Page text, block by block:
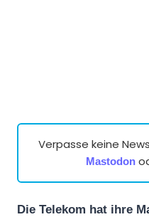
Verpasse keine
Mastodon
Die Telekom hat ihre